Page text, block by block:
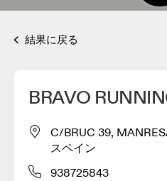
結果に戻る
BRAVO
C/BRUC 39,
スペイン
938725843